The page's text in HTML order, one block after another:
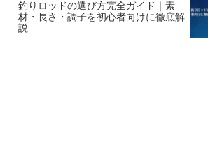
釣りロッドの選び方完全ガイド｜素
材・長さ・調子を初心者向けに徹底解
説